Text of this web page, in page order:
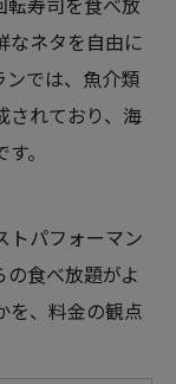
なネタを自由に
ンでは、魚介類
されており、海
。
トパフォーマン
食べ放題がよ
を、料金の観点